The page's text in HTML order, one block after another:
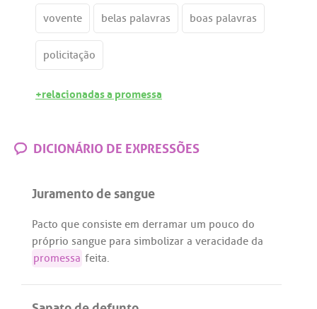
vovente belas palavras boas palavras
policitação
+relacionadas a promessa
DICIONÁRIO DE EXPRESSÕES
Juramento de sangue
Pacto que consiste em derramar um pouco do
próprio sangue para simbolizar a veracidade da
promessa feita.